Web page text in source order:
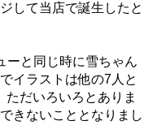
して当店で誕生したと
ーと同じ時に雪ちゃん
イラストは他の7人と
ただいろいろとありま
きないこととなりまし